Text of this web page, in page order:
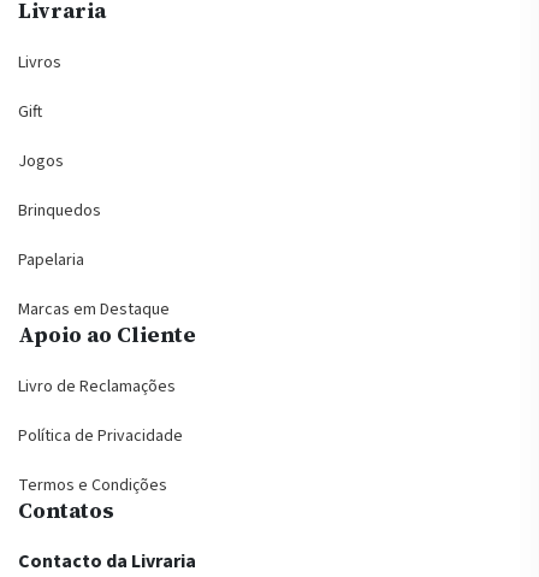
Livraria
Livros
Gift
Jogos
Brinquedos
Papelaria
Marcas em Destaque
Apoio ao Cliente
Livro de Reclamações
Política de Privacidade
Termos e Condições
Contatos
Contacto da Livraria